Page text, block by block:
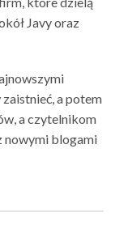
Javy oraz
a potem
a czytelnikom
nowymi blogami